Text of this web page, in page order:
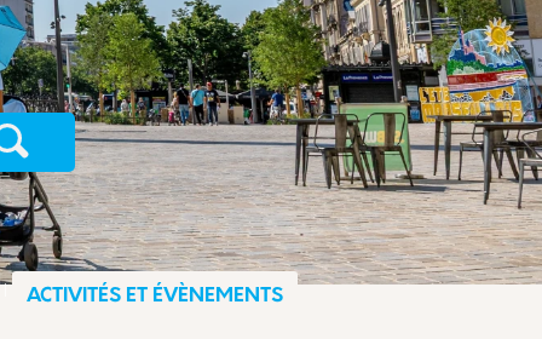
Recherche
ACTIVITÉS ET ÉVÈNEMENTS